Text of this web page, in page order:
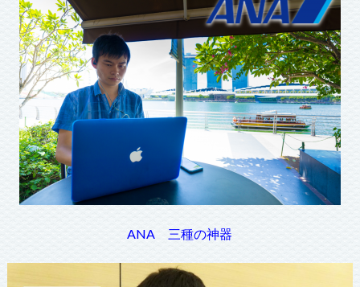
ANA 三種の神器